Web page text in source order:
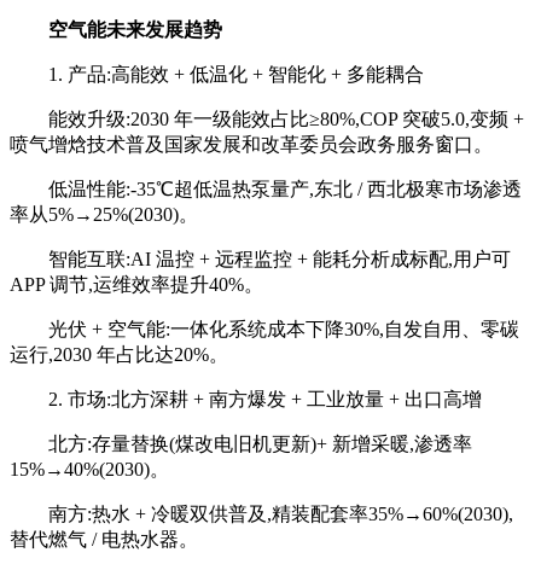
空气能未来发展趋势
1. 产品:高能效 + 低温化 + 智能化 + 多能耦合
能效升级:2030 年一级能效占比≥80%,COP 突破5.0,变频 +
喷气增焓技术普及国家发展和改革委员会政务服务窗口。
低温性能:-35℃超低温热泵量产,东北 / 西北极寒市场渗透
率从5%→25%(2030)。
智能互联:AI 温控 + 远程监控 + 能耗分析成标配,用户可
APP 调节,运维效率提升40%。
光伏 + 空气能:一体化系统成本下降30%,自发自用、零碳
运行,2030 年占比达20%。
2. 市场:北方深耕 + 南方爆发 + 工业放量 + 出口高增
北方:存量替换(煤改电旧机更新)+ 新增采暖,渗透率
15%→40%(2030)。
南方:热水 + 冷暖双供普及,精装配套率35%→60%(2030),
替代燃气 / 电热水器。